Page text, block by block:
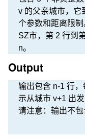
v 的父亲城市，它
个参数和距离限
SZ市，第 2 行到
n。
Output
输出包含 n-1 行
示从城市 v+1 出
请注意：输出不包